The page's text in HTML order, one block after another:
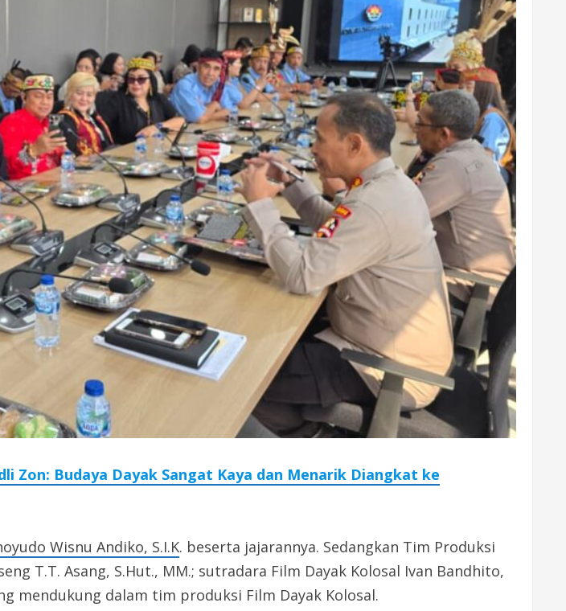
Zon: Budaya Dayak Sangat Kaya dan Menarik Diangkat ke
Wisnu Andiko, S.I.K. beserta jajarannya. Sedangkan Tim Produksi
T.T. Asang, S.Hut., MM.; sutradara Film Dayak Kolosal Ivan Bandhito,
mendukung dalam tim produksi Film Dayak Kolosal.